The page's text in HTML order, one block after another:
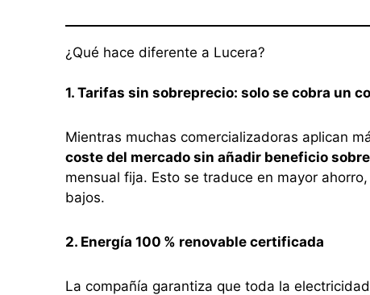
¿Qué hace diferente a Lucera?
1. Tarifas sin sobreprecio: solo se cobra un
Mientras muchas comercializadoras aplican
coste del mercado sin añadir beneficio
mensual fija. Esto se traduce en mayor
bajos.
2. Energía 100 % renovable certificada
La compañía garantiza que toda la